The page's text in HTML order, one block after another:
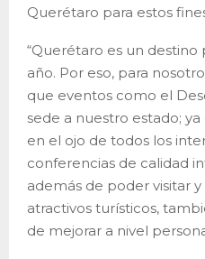
Querétaro para estos
“Querétaro es un
año. Por eso, para
que eventos como el
sede a nuestro estado;
en el ojo de todos los
conferencias de calidad
además de poder visitar
atractivos turísticos,
de mejorar a nivel